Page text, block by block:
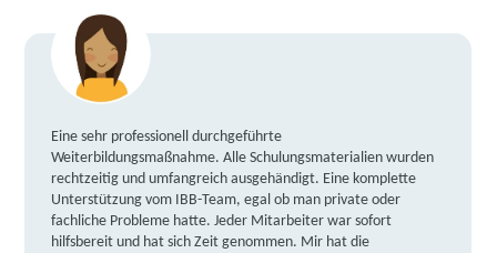
Eine sehr professionell durchgeführte
Weiterbildungsmaßnahme. Alle Schulungsmaterialien wurden
rechtzeitig und umfangreich ausgehändigt. Eine komplette
Unterstützung vom IBB-Team, egal ob man private oder
fachliche Probleme hatte. Jeder Mitarbeiter war sofort
hilfsbereit und hat sich Zeit genommen. Mir hat die